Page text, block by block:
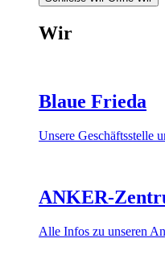
Wir
Blaue Frieda
Unsere Geschäftsstelle
ANKER-
Alle Infos zu unseren